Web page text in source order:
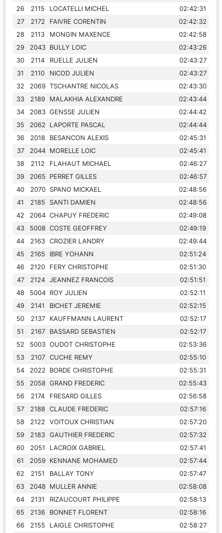
26
2115 LOCATELLI MICHEL
02:42:31
27
2172 FAIVRE CORENTIN
02:42:32
28
2113 MONGIN MAXENCE
02:42:58
29
2043 BULLY LOIC
02:43:26
30
2114 RUELLE JULIEN
02:43:27
31
2110 NICOD JULIEN
02:43:27
32
2069 TSCHANTRE NICOLAS
02:43:30
33
2189 MALAKHIA ALEXANDRE
02:43:44
34
2083 GENSSE JULIEN
02:44:42
35
2062 LAPORTE PASCAL
02:44:44
36
2018 BESANCON ALEXIS
02:45:31
37
2044 MORELLE LOIC
02:45:41
38
2112 FLAHAUT MICHAEL
02:46:27
39
2065 PERRET GILLES
02:46:57
40
2070 SPANO MICKAEL
02:48:56
41
2185 SANTI DAMIEN
02:48:56
42
2064 CHAPUY FREDERIC
02:49:08
43
5008 COSTE GEOFFREY
02:49:19
44
2163 CROZIER LANDRY
02:49:44
45
2165 IBRE YOHANN
02:51:24
46
2120 FERY CHRISTOPHE
02:51:30
47
2124 JEANNEZ FRANCOIS
02:51:51
48
5004 ROY JULIEN
02:52:11
49
2141 BICHET JEREMIE
02:52:15
50
2137 KAUFFMANN LAURENT
02:52:17
51
2167 BASSARD SEBASTIEN
02:52:17
52
5003 OUDOT CHRISTOPHE
02:53:36
53
2107 CUCHE REMY
02:55:10
54
2022 BORDE CHRISTOPHE
02:55:31
55
2058 GRAND FREDERIC
02:55:43
56
2174 FRESARD GILLES
02:56:58
57
2188 CLAUDE FREDERIC
02:57:16
58
2122 VOITOUX CHRISTIAN
02:57:20
59
2183 GAUTHIER FREDERIC
02:57:32
60
2051 LACROIX GABRIEL
02:57:41
61
2059 KENNANE MOHAMED
02:57:44
62
2151 BALLAY TONY
02:57:47
63
2048 MULLER ANNIE
02:58:08
64
2131 RIZAUCOURT PHILIPPE
02:58:13
65
2136 BONNET FLORENT
02:58:16
66
2155 LAIGLE CHRISTOPHE
02:58:27